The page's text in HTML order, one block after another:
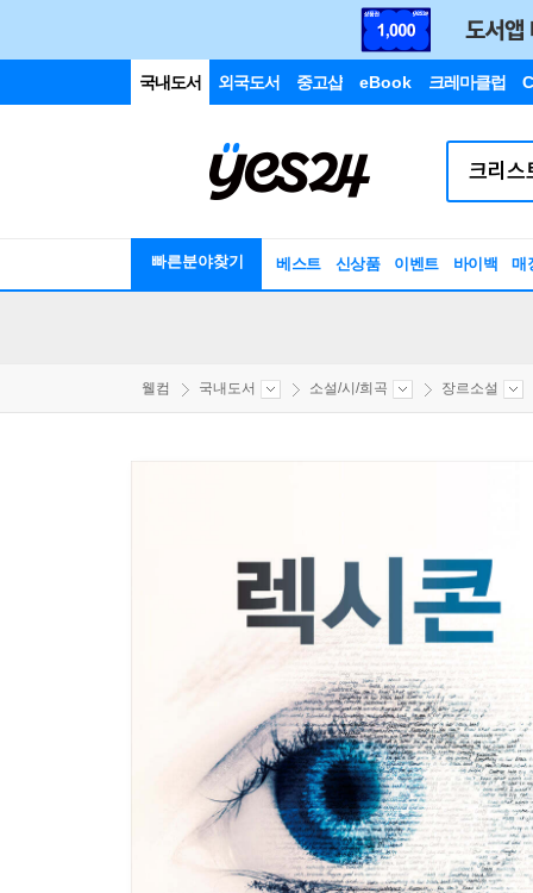
국내도서 외국도서 중고샵 eBook 크레마클럽
빠른분야찾기 베스트 신상품 이벤트 바이백 매
웰컴 국내도서 소설/시/희곡 장르소설